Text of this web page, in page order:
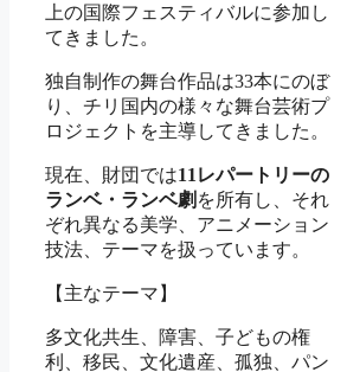
上の国際フェスティバルに参加し
てきました。
独自制作の舞台作品は33本にのぼ
り、チリ国内の様々な舞台芸術プ
ロジェクトを主導してきました。
現在、財団では11 レパートリーの
ランベ・ランベ劇 を所有し、それ
ぞれ異なる美学、アニメーション
技法、テーマを扱っています。
【主なテーマ】
多文化共生、障害、子どもの権
利、移民、文化遺産、孤独、パン